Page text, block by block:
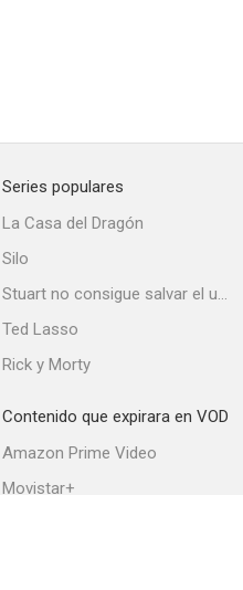
Series populares
La Casa del Dragón
Silo
Stuart no consigue salvar el universo
Ted Lasso
Rick y Morty
Contenido que expirara en VOD
Amazon Prime Video
Movistar+